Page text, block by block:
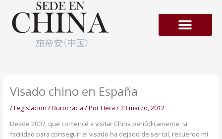
contenido
Visado chino en España
/Legislacion / Burocracia / PorHera /23 marzo, 2012
Desde 2007, que comencé a visitar China periódicamente, la
facilidad para conseguir el visado ha dejado de ser tal, recuerdo mi